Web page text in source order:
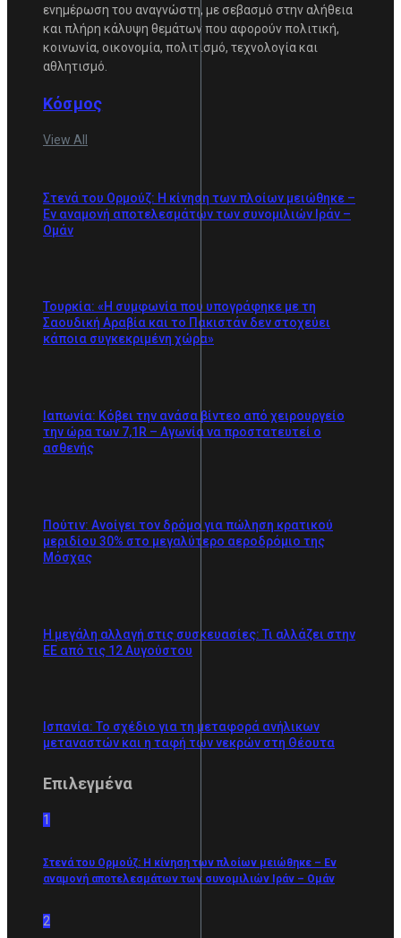
ενημέρωση του αναγνώστη, με σεβασμό στην αλήθεια
και πλήρη κάλυψη θεμάτων που αφορούν πολιτική,
κοινωνία, οικονομία, πολιτισμό, τεχνολογία και
αθλητισμό.
Κόσμος
View All
Στενά του Ορμούζ: Η κίνηση των πλοίων μειώθηκε –
Εν αναμονή αποτελεσμάτων των συνομιλιών Ιράν –
Ομάν
Τουρκία: «Η συμφωνία που υπογράφηκε με τη
Σαουδική Αραβία και το Πακιστάν δεν στοχεύει
κάποια συγκεκριμένη χώρα»
Ιαπωνία: Κόβει την ανάσα βίντεο από χειρουργείο
την ώρα των 7,1R – Αγωνία να προστατευτεί ο
ασθενής
Πούτιν: Ανοίγει τον δρόμο για πώληση κρατικού
μεριδίου 30% στο μεγαλύτερο αεροδρόμιο της
Μόσχας
Η μεγάλη αλλαγή στις συσκευασίες: Τι αλλάζει στην
ΕΕ από τις 12 Αυγούστου
Ισπανία: Το σχέδιο για τη μεταφορά ανήλικων
μεταναστών και η ταφή των νεκρών στη Θέουτα
Επιλεγμένα
1
Στενά του Ορμούζ: Η κίνηση των πλοίων μειώθηκε – Εν
αναμονή αποτελεσμάτων των συνομιλιών Ιράν – Ομάν
2